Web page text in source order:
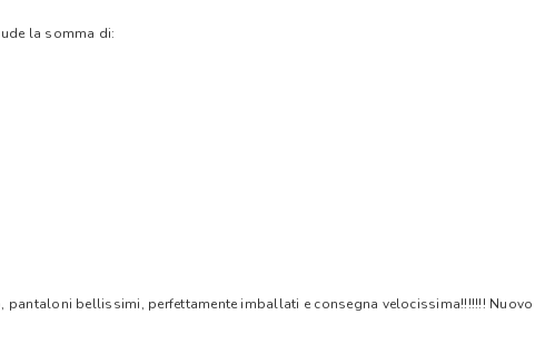
la somma di:
pantaloni bellissimi, perfettamente imballati e consegna velocissima!!!!!!!